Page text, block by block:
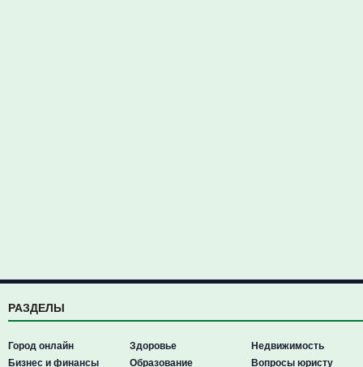
РАЗДЕЛЫ
Город онлайн
Бизнес и финансы
Здоровье
Образование
Недвижимость
Вопросы юристу